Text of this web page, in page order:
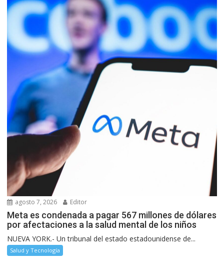
agosto 7, 2026 Editor
Meta es condenada a pagar 567 millones de dólares
por afectaciones a la salud mental de los niños
NUEVA YORK.- Un tribunal del estado estadounidense de...
Salud y Tecnología